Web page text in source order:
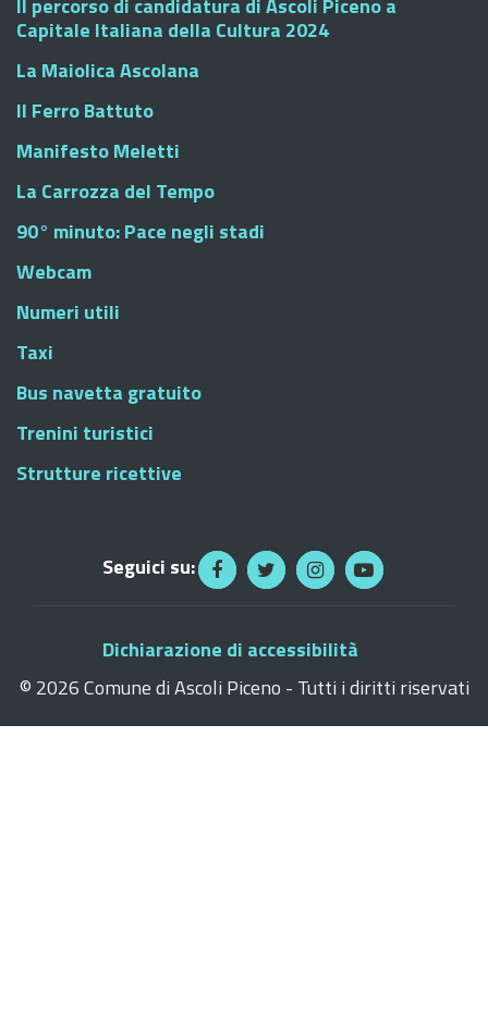
Il percorso di candidatura di Ascoli Piceno a
Capitale Italiana della Cultura 2024
La Maiolica Ascolana
Il Ferro Battuto
Manifesto Meletti
La Carrozza del Tempo
90° minuto: Pace negli stadi
Webcam
Numeri utili
Taxi
Bus navetta gratuito
Trenini turistici
Strutture ricettive
Seguici su:
Dichiarazione di accessibilità
© 2026 Comune di Ascoli Piceno - Tutti i diritti riservati